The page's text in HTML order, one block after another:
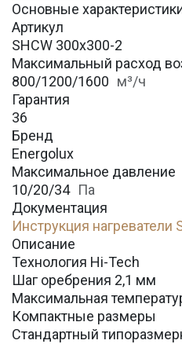
Основные
Артикул
SHCW 300x300-2
Максимальный расход
800/1200/1600 м³/ч
Гарантия
36
Бренд
Energolux
Максимальное давление
10/20/34 Па
Документация
Инструкция нагреватели
Описание
Технология Hi-Tech
Шаг оребрения 2,1 мм
Максимальная
Компактные размеры
Стандартный